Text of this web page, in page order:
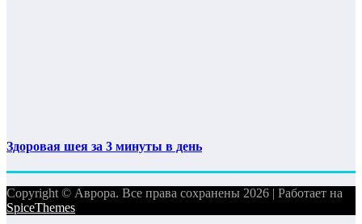
Здоровая шея за 3 минуты в день
Copyright © Аврора. Все права сохранены 2026 | Работает на
SpiceThemes